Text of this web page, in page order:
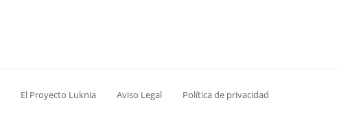
El Proyecto Luknia Aviso Legal Política de privacidad